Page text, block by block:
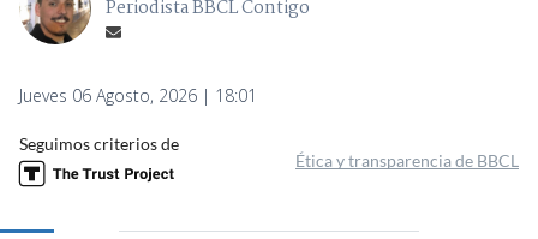
Periodista BBCL Contigo
Jueves 06 Agosto, 2026 | 18:01
Seguimos criterios de
Ética y transparencia de BBCL